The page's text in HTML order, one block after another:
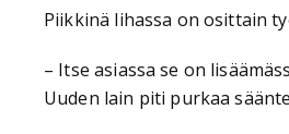
Piikkinä lihassa on osittain
– Itse asiassa se on
Uuden lain piti purkaa